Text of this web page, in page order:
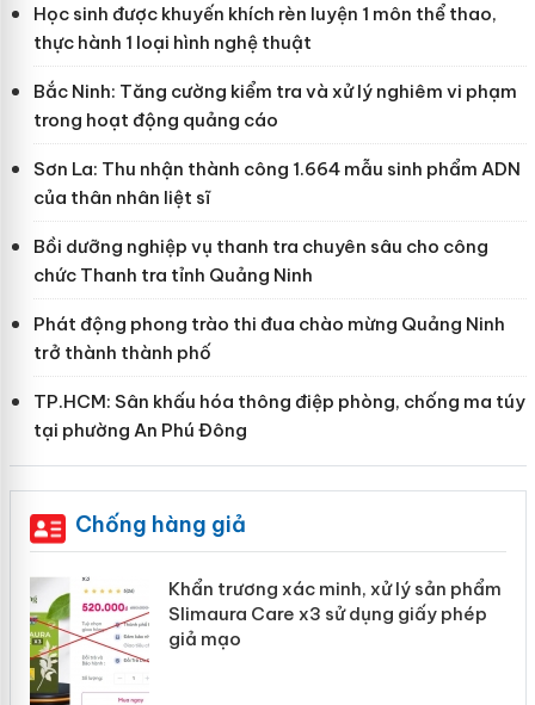
Học sinh được khuyến khích rèn luyện 1 môn thể thao,
thực hành 1 loại hình nghệ thuật
Bắc Ninh: Tăng cường kiểm tra và xử lý nghiêm vi phạm
trong hoạt động quảng cáo
Sơn La: Thu nhận thành công 1.664 mẫu sinh phẩm ADN
của thân nhân liệt sĩ
Bồi dưỡng nghiệp vụ thanh tra chuyên sâu cho công
chức Thanh tra tỉnh Quảng Ninh
Phát động phong trào thi đua chào mừng Quảng Ninh
trở thành thành phố
TP.HCM: Sân khấu hóa thông điệp phòng, chống ma túy
tại phường An Phú Đông
Chống hàng giả
Khẩn trương xác minh, xử lý sản phẩm
Slimaura Care x3 sử dụng giấy phép
giả mạo